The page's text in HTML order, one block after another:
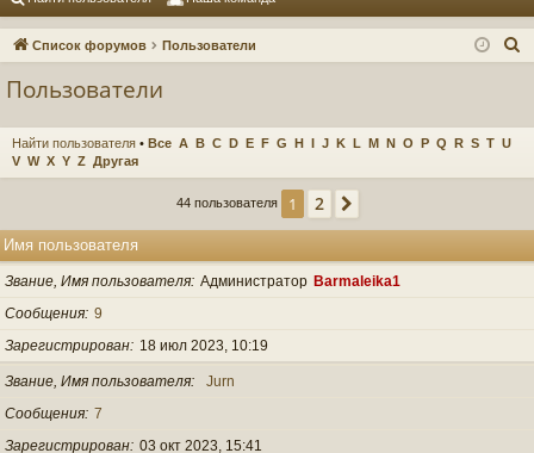
ы ум ьз
ел
и
д
Список форумов Пользователи
Пользователи
Найти пользователя • Все A B C D E F G H I J K L M N O P Q R S T U
V W X Y Z Другая
44 пользователя 1 2
Имя пользователя
Звание, Имя пользователя Администратор Barmaleika1
Сообщения 9
Зарегистрирован
18 июл 2023, 10:19
Звание, Имя пользователя
Jurn
Сообщения 7
Зарегистрирован 03 окт 2023, 15:41